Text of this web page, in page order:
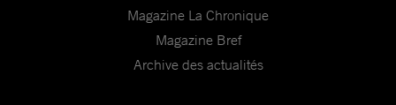
Magazine La Chronique
Magazine Bref
Archive des actualités